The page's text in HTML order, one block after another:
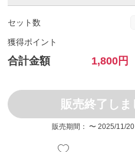
セット数
獲得ポイント
合計金額 1,800円
販売終了しま
販売期間： 〜 2025/11/